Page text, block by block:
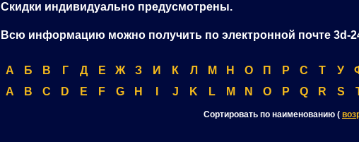
Скидки индивидуально предусмотрены.
Всю информацию можно получить по электронной почте 3d-
А Б В Г Д Е Ж З И К Л М Н О П Р С Т У
A
B C D E F G H J K L M N O P Q R S
Сортировать по наименованию (